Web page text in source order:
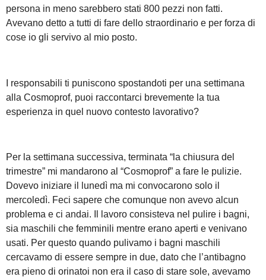
persona in meno sarebbero stati 800 pezzi non fatti.
Avevano detto a tutti di fare dello straordinario e per forza di
cose io gli servivo al mio posto.
I responsabili ti puniscono spostandoti per una settimana
alla Cosmoprof, puoi raccontarci brevemente la tua
esperienza in quel nuovo contesto lavorativo?
Per la settimana successiva, terminata “la chiusura del
trimestre” mi mandarono al “Cosmoprof” a fare le pulizie.
Dovevo iniziare il lunedì ma mi convocarono solo il
mercoledì. Feci sapere che comunque non avevo alcun
problema e ci andai. Il lavoro consisteva nel pulire i bagni,
sia maschili che femminili mentre erano aperti e venivano
usati. Per questo quando pulivamo i bagni maschili
cercavamo di essere sempre in due, dato che l’antibagno
era pieno di orinatoi non era il caso di stare sole, avevamo